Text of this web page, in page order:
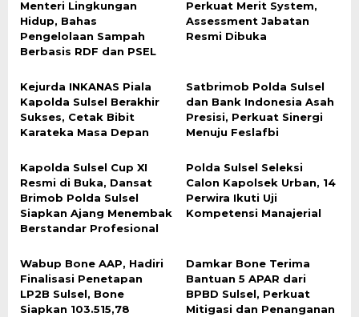
Menteri Lingkungan
Hidup, Bahas
Pengelolaan Sampah
Berbasis RDF dan PSEL
Perkuat Merit System,
Assessment Jabatan
Resmi Dibuka
Kejurda INKANAS Piala
Kapolda Sulsel Berakhir
Sukses, Cetak Bibit
Karateka Masa Depan
Satbrimob Polda Sulsel
dan Bank Indonesia Asah
Presisi, Perkuat Sinergi
Menuju Feslafbi
Kapolda Sulsel Cup XI
Resmi di Buka, Dansat
Brimob Polda Sulsel
Siapkan Ajang Menembak
Berstandar Profesional
Polda Sulsel Seleksi
Calon Kapolsek Urban, 14
Perwira Ikuti Uji
Kompetensi Manajerial
Wabup Bone AAP, Hadiri
Finalisasi Penetapan
LP2B Sulsel, Bone
Siapkan 103.515,78
Damkar Bone Terima
Bantuan 5 APAR dari
BPBD Sulsel, Perkuat
Mitigasi dan Penanganan